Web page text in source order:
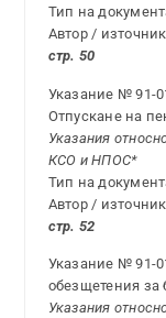
Тип на
Автор /
стр. 50
Указание № 91-
Отпускане на
Указания
КСО и НПОС*
Тип на
Автор /
стр. 52
Указание № 91-
обезщетения за
Указания